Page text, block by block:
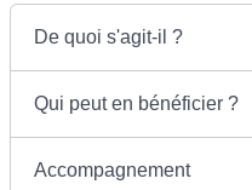
De quoi s'agit-il ?
Qui peut en bénéficier ?
Accompagnement